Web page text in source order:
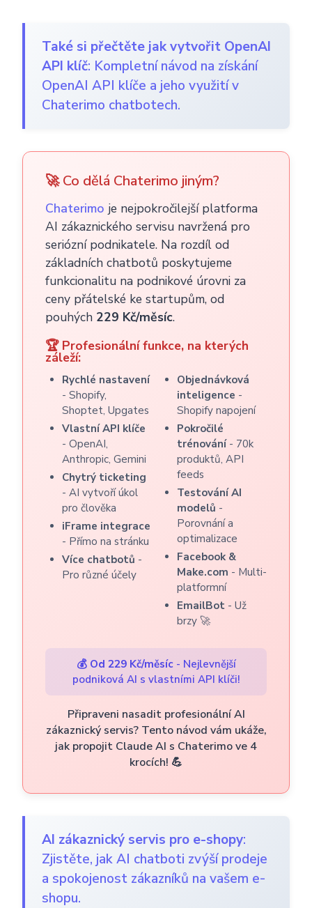
Také si přečtěte jak vytvořit OpenAI
API klíč: Kompletní návod na získání
OpenAI API klíče a jeho využití v
Chaterimo chatbotech.
🚀 Co dělá Chaterimo jiným?
Chaterimo je nejpokročilejší platforma
AI zákaznického servisu navržená pro
seriózní podnikatele. Na rozdíl od
základních chatbotů poskytujeme
funkcionalitu na podnikové úrovni za
ceny přátelské ke startupům, od
pouhých 229 Kč/měsíc.
🏆 Profesionální funkce, na kterých
záleží:
Rychlé nastavení
- Shopify,
Shoptet, Upgates
Vlastní API klíče
- OpenAI,
Anthropic, Gemini
Chytrý ticketing
- AI vytvoří úkol
pro člověka
iFrame integrace
- Přímo na stránku
Více chatbotů -
Pro různé účely
Objednávková
inteligence -
Shopify napojení
Pokročilé
trénování- 70k
produktů, API
feeds
Testování AI
modelů -
Porovnání a
optimalizace
Facebook &
Make.com - Multi-
platformní
EmailBot - Už
brzy 🚀
💰 Od 229 Kč/měsíc - Nejlevnější
podniková AI s vlastními API klíči!
Připraveni nasadit profesionální AI
zákaznický servis? Tento návod vám ukáže,
jak propojit Claude AI s Chaterimo ve 4
krocích! 💪
AI zákaznický servis pro e-shopy:
Zjistěte, jak AI chatboti zvýší prodeje
a spokojenost zákazníků na vašem e-
shopu.